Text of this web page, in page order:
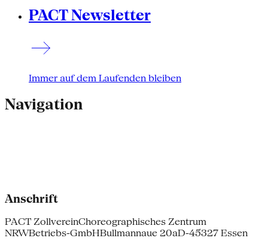
PACT Newsletter
Immer auf dem Laufenden bleiben
Navigation
Anschrift
PACT ZollvereinChoreographisches Zentrum
NRWBetriebs-GmbHBullmannaue 20aD-45327 Essen